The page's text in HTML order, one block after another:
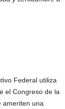
Federal utiliza
el Congreso de la
ameriten una